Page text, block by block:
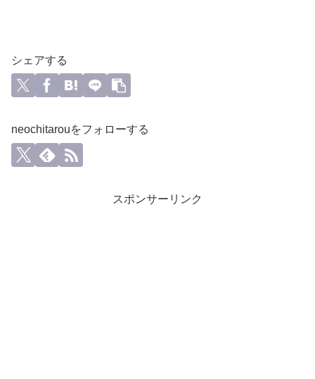
シェアする
neochitarouをフォローする
スポンサーリンク